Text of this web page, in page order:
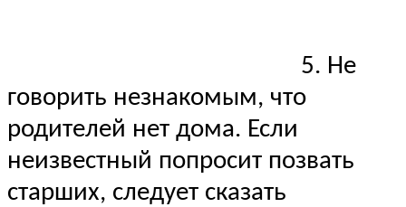
5. Не
говорить незнакомым, что
родителей нет дома. Если
неизвестный попросит позвать
старших, следует сказать